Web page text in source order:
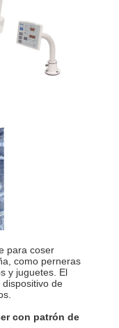
para coser
como perneras
y juguetes. El
de
con patrón de